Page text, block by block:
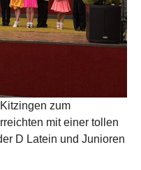
zum
mit einer tollen
D Latein und Junioren